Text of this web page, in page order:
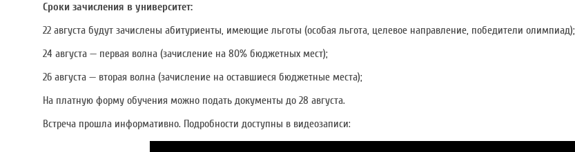
Сроки зачисления в университет:
22 августа будут зачислены абитуриенты, имеющие льготы (особая льгота, целевое направление, победители олимпиад);
24 августа — первая волна (зачисление на 80% бюджетных мест);
26 августа — вторая волна (зачисление на оставшиеся бюджетные места);
На платную форму обучения можно подать документы до 28 августа.
Встреча прошла информативно. Подробности доступны в видеозаписи: